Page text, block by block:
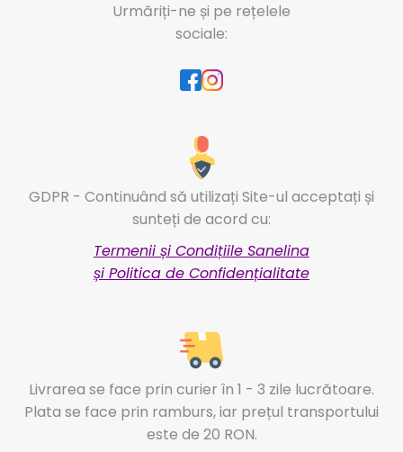
Urmăriți-ne și pe rețelele
sociale:
GDPR - Continuând să utilizați Site-ul acceptați și
sunteți de acord cu:
Termenii și Condițiile Sanelina
și Politica de Confidențialitate
Livrarea se face prin curier în 1 - 3 zile lucrătoare.
Plata se face prin ramburs, iar prețul transportului
este de 20 RON.